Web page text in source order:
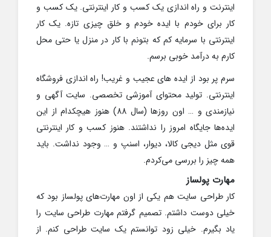
اینترنت و راه اندازی یک کسب و کار اینترنتی. یک کسب و
کار برای خودم با ایده خودم و خلق چیزی تازه. یک کار
اینترنتی با سرمایه کم که بتونم با کار در منزل یا حتی محل
کارم به درآمد خوبی برسم.
سرم پر بود از ایده های عجیب و غریب! راه اندازی فروشگاه
اینترنتی. تولید محتوای آموزشی تخصصی. سایت آگهی و
نیازمندی و … اون روزها (سال 88) هنوز هیچکدام از این
ایده‌ها جایگاه امروز را نداشتند. هنوز کسب و کار اینترنتی
قوی مثل دیجی کالا، دیوار، اسنپ و … وجود نداشت. باید
همه چیز را بررسی می‌کردم.
مهارت پولساز
کار طراحی سایت هم یکی از اون مهارت‌های پولساز بود که
خیلی دوست داشتم. تصمیم گرفتم مهارت طراحی سایت را
یاد بگیرم. خیلی زود توانستم یک سایت طراحی کنم. از